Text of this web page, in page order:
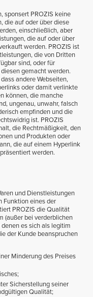
sponsert PROZIS keine
die auf oder über diese
einschließlich, aber
die auf oder über
werden. PROZIS ist
die von Dritten
sind, oder für
gemacht werden.
andere Webseiten,
oder damit verlinkte
können, die manche
ungenau, unwahr, falsch
empfinden und die
ist. PROZIS
die Rechtmäßigkeit, den
und Produkten oder
die auf einem Hyperlink
werden.
und Dienstleistungen
Funktion eines der
PROZIS die Qualität
(außer bei verderblichen
es sich als legitim
der Kunde beanspruchen
Minderung des Preises
Sicherstellung seiner
Qualität;